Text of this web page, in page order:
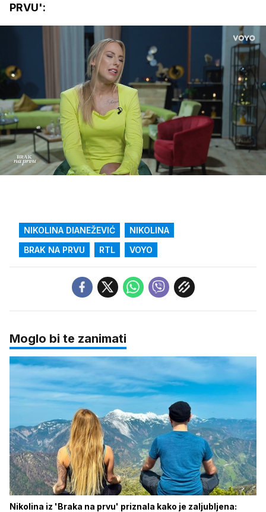
PRVU':
Upali
zvuk
/
Loaded:
43.21%
NIKOLINA DIANEŽEVIĆ
NIKOLINA
BRAK NA PRVU
RTL VOYO
Moglo bi te zanimati
Nikolina iz 'Braka na prvu' priznala kako je zaljubljena: